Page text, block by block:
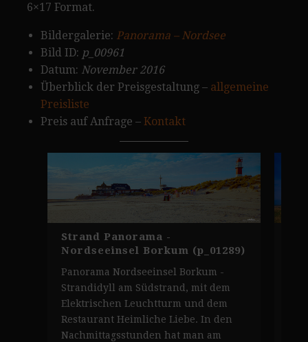
6×17 Format.
Bildergalerie: Panorama – Nordsee
Bild ID: p_00961
Datum: November 2016
Überblick der Preisgestaltung – allgemeine
Preisliste
Preis auf Anfrage – Kontakt
Strand Panorama -
Nordseeinsel Borkum (p_01289)
Panorama Nordseeinsel Borkum -
Strandidyll am Südstrand, mit dem
Elektrischen Leuchtturm und dem
Restaurant Heimliche Liebe. In den
Nachmittagsstunden hat man am